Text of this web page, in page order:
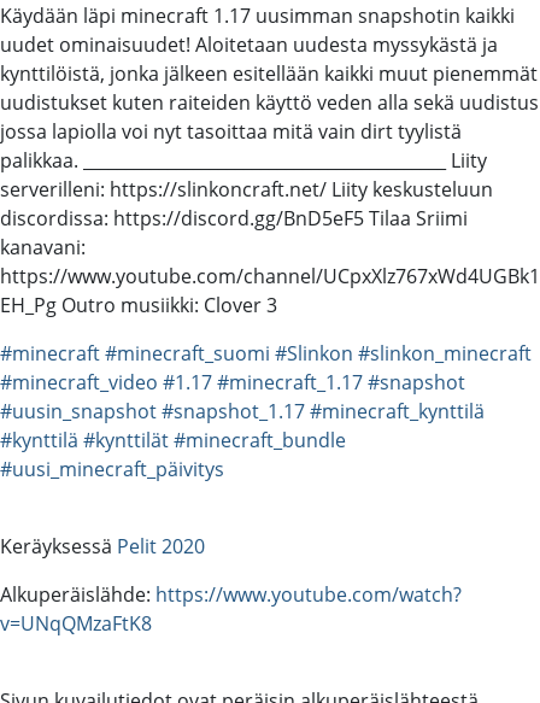
Käydään läpi minecraft 1.17 uusimman snapshotin kaikki
uudet ominaisuudet! Aloitetaan uudesta myssykästä ja
kynttilöistä, jonka jälkeen esitellään kaikki muut pienemmät
uudistukset kuten raiteiden käyttö veden alla sekä uudistus
jossa lapiolla voi nyt tasoittaa mitä vain dirt tyylistä
palikkaa. ___________________________________________ Liity
serverilleni: https://slinkoncraft.net/ Liity keskusteluun
discordissa: https://discord.gg/BnD5eF5 Tilaa Sriimi
kanavani:
https://www.youtube.com/channel/UCpxXlz767xWd4UGBk1
EH_Pg Outro musiikki: Clover 3
#minecraft#minecraft_suomi #Slinkon #slinkon_minecraft
#minecraft_video #1.17#minecraft_1.17#snapshot
#uusin_snapshot#snapshot_1.17#minecraft_kynttilä
#kynttilä #kynttilät#minecraft_bundle
#uusi_minecraft_päivitys
Keräyksessä Pelit 2020
Alkuperäislähde: https://www.youtube.com/watch?
v=UNqQMzaFtK8